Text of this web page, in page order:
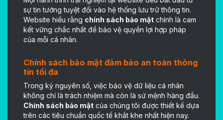
sự tin tưởng tuyệt đối vào hệ thống lưu trữ thông tin.
Website hiểu rằng chính sách bảo mật chính là cam
kết vững chắc nhất để bảo vệ quyền lợi hợp pháp
của mỗi cá nhân.
Chính sách bảo mật đảm bảo an toàn thông
tin tối đa
Trong kỷ nguyên số, việc bảo vệ dữ liệu cá nhân
không chỉ là trách nhiệm mà còn là sứ mệnh hàng đầu.
Chính sách bảo mật của chúng tôi được thiết kế dựa
trên các tiêu chuẩn quốc tế khắt khe nhất hiện nay.